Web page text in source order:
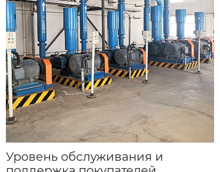
Уровень обслуживания и